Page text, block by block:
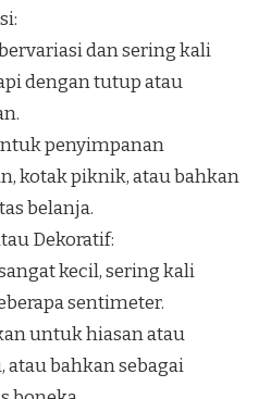
dan sering kali
dengan tutup atau
penyimpanan
kotak piknik, atau bahkan
belanja.
Dekoratif:
kecil, sering kali
sentimeter.
untuk hiasan atau
atau bahkan sebagai